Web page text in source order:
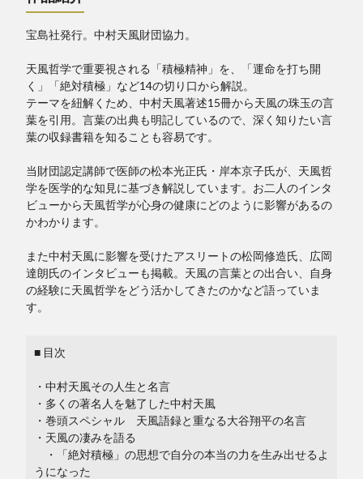
宝島社発行。中村天風財団協力。
天風哲学で重要視される「積極精神」を、「運命を打ち開
く」「絶対積極」など14の切り口から解説。
テーマを紐解くため、中村天風著述15冊から天風の珠玉の言
葉を引用。言葉の出典も明記しているので、深く知りたい言
葉の収録書籍を知ることも容易です。
当財団認定講師で医師の松本光正氏・岸本京子氏が、天風哲
学を医学的な知見に基づき解説しています。お二人のインタ
ビューから天風哲学が心身の健康にどのように影響があるの
かわかります。
また中村天風に影響を受けたアスリートの松岡修造氏、広岡
達朗氏のインタビューも掲載。天風の言葉との出合い、自身
の経験に天風哲学をどう活かしてきたのかなど語っていま
す。
■ 目次
・中村天風その人生と名言
・多くの著名人を魅了した中村天風
・巻頭スペシャル 天風語録と重なる大谷翔平の名言
・天風の凄みを語る
・「絶対積極」の思想で自分の本当の力を生み出せるよ
うになった